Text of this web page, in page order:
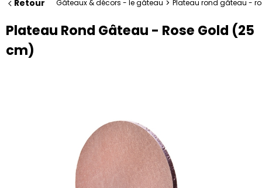
Retour Gâteaux & décors - le gâteau > Plateau rond gâteau -
Plateau Rond Gâteau - Rose Gold (25
cm)